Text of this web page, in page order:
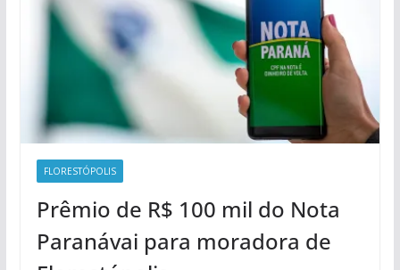
FLORESTÓPOLIS
Prêmio de R$ 100 mil do Nota
Paranávai para moradora de